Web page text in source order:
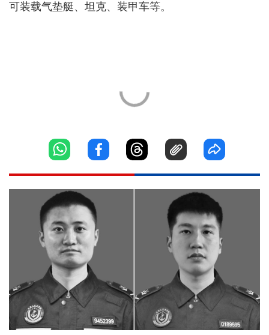
可装载气垫艇、坦克、装甲车等。